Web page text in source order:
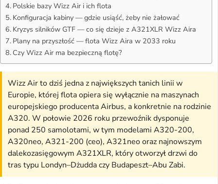
Polskie bazy Wizz Air i ich flota
Konfiguracja kabiny — gdzie usiąść, żeby nie żałować
Kryzys silników GTF — co się dzieje z A321XLR Wizz Aira
Plany na przyszłość — flota Wizz Aira w 2033 roku
Czy Wizz Air ma bezpieczną flotę?
Wizz Air to dziś jedna z największych tanich linii w
Europie, której flota opiera się wyłącznie na maszynach
europejskiego producenta Airbus, a konkretnie na rodzinie
A320. W połowie 2026 roku przewoźnik dysponuje
ponad 250 samolotami, w tym modelami A320-200,
A320neo, A321-200 (ceo), A321neo oraz najnowszym
dalekozasięgowym A321XLR, który otworzył drzwi do
tras typu Londyn–Dżudda czy Budapeszt–Abu Zabi.